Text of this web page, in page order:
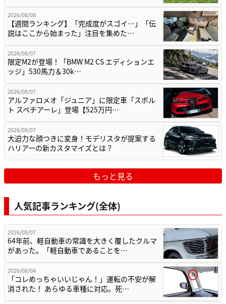
2026/08/08
【週間ランキング】「完成度がスゴイ…」「伝
説はここから始まった」注目を集めた…
2026/08/07
限定M2が登場！「BMW M2 CS エディションエ
ッジ」530馬力＆30k…
2026/08/07
アルファロメオ「ジュニア」に限定車「スポル
ト スペチアーレ」登場【525万円…
2026/08/07
大迫力な顔つきに変身！モデリスタが提案する
ハリアーの新カスタマイズとは？
もっと見る
人気記事ランキング(全体)
2026/08/07
64年前、軽自動車の常識を大きく覆したクルマ
があった。「軽自動車であることを…
2026/08/04
「コレめっちゃいいじゃん！」運転の不安が解
消された！ あらゆる車種に対応。死…